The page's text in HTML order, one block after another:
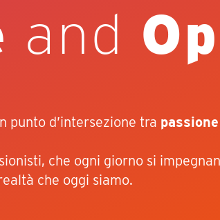
and
punto d’intersezione tra passione
che ogni giorno si
che oggi siamo.